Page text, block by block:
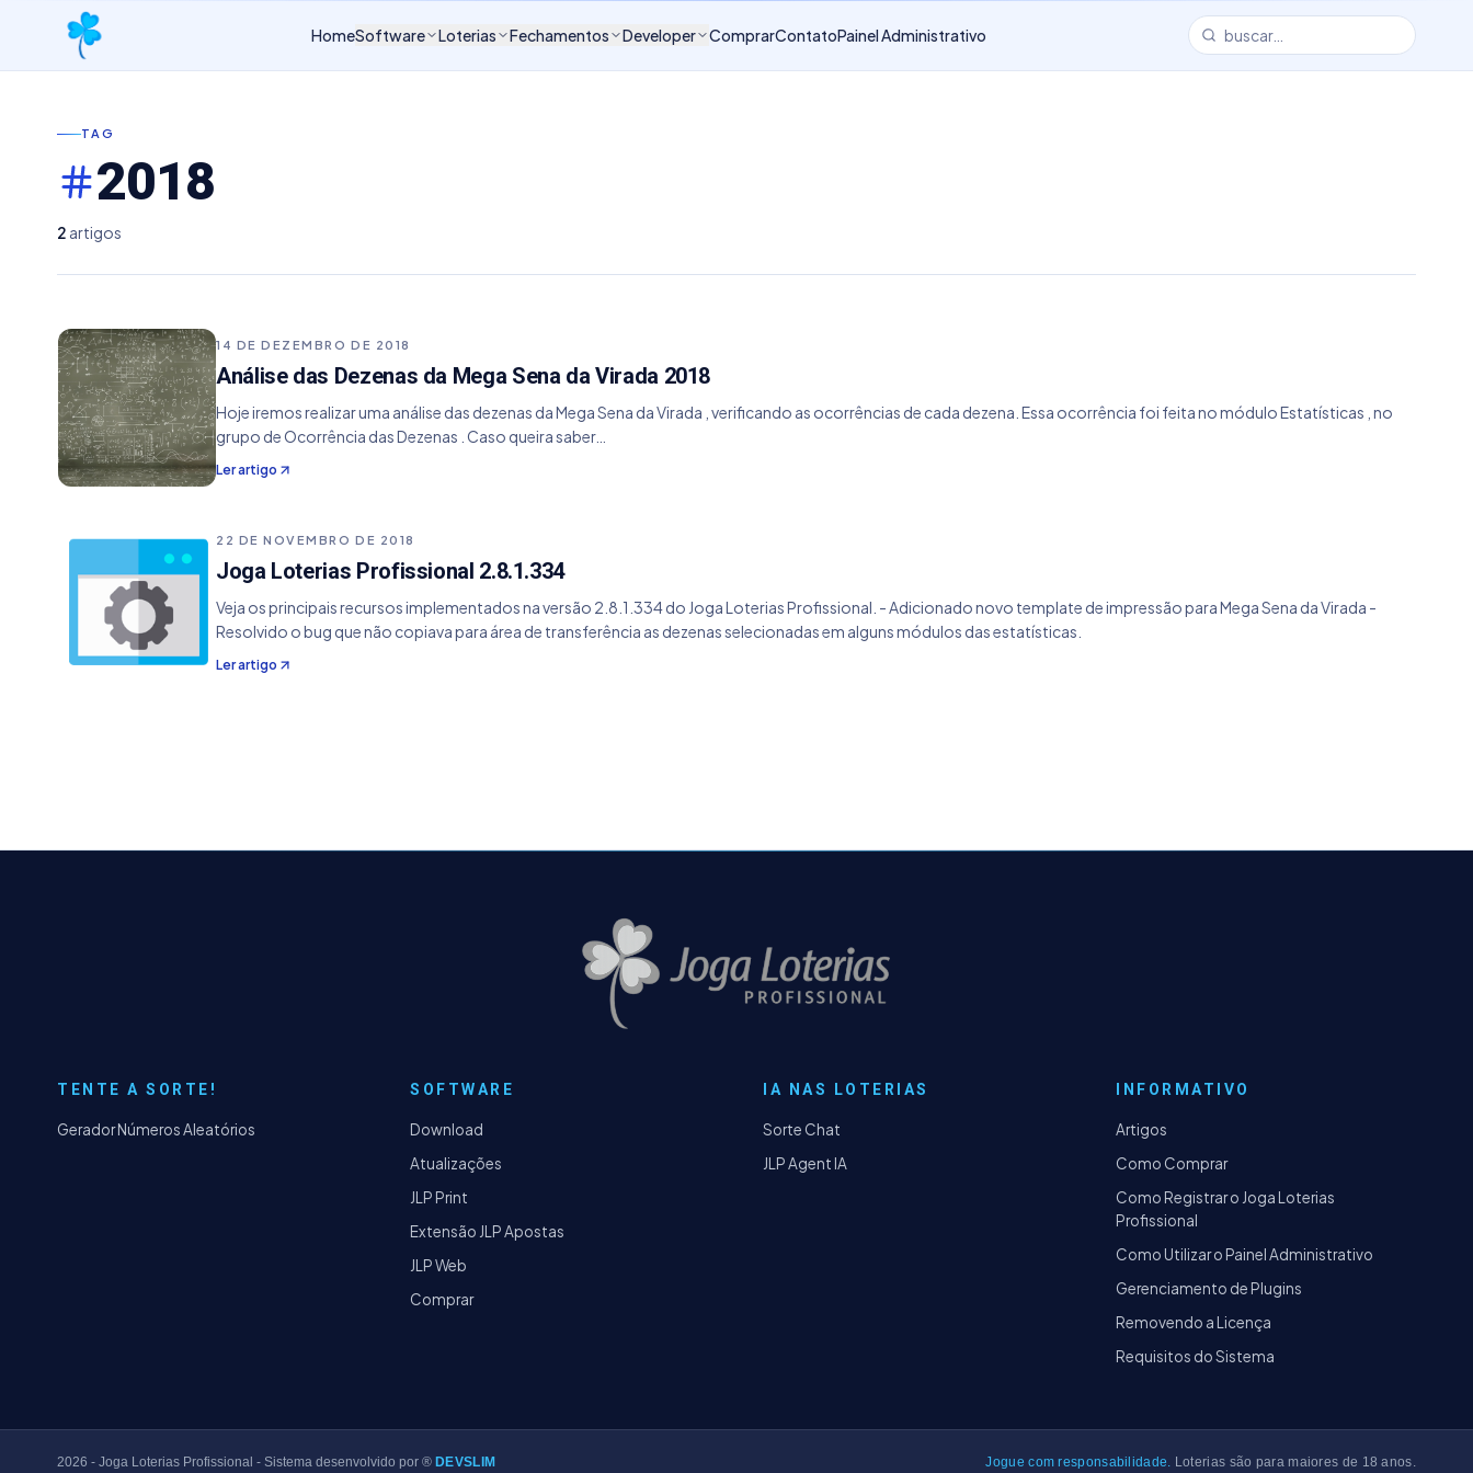
HomeSoftware Loterias Fechamentos Developer ComprarContatoPainel Administrativo
TAG
2018
2 artigos
14 DE DEZEMBRO DE 2018
Análise das Dezenas da Mega Sena da Virada 2018
Hoje iremos realizar uma análise das dezenas da Mega Sena da Virada , verificando as ocorrências de cada dezena. Essa ocorrência foi feita no módulo Estatísticas , no
grupo de Ocorrência das Dezenas . Caso queira saber…
Ler artigo
22 DE NOVEMBRO DE 2018
Joga Loterias Profissional 2.8.1.334
Veja os principais recursos implementados na versão 2.8.1.334 do Joga Loterias Profissional. - Adicionado novo template de impressão para Mega Sena da Virada -
Resolvido o bug que não copiava para área de transferência as dezenas selecionadas em alguns módulos das estatísticas.
Ler artigo
TENTE A SORTE!
Gerador Números Aleatórios
SOFTWARE
Download
Atualizações
JLP Print
Extensão JLP Apostas
JLP Web
Comprar
IA NAS LOTERIAS
Sorte Chat
JLP Agent IA
INFORMATIVO
Artigos
Como Comprar
Como Registrar o Joga Loterias
Profissional
Como Utilizar o Painel Administrativo
Gerenciamento de Plugins
Removendo a Licença
Requisitos do Sistema
2026 - Joga Loterias Profissional - Sistema desenvolvido por ® DEVSLIM Jogue com responsabilidade. Loterias são para maiores de 18 anos.